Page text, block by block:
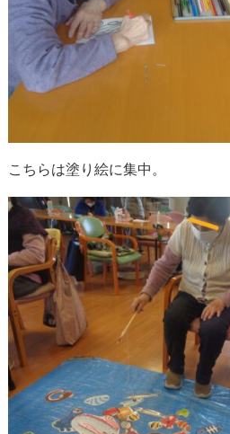
こちらは塗り絵に集中。